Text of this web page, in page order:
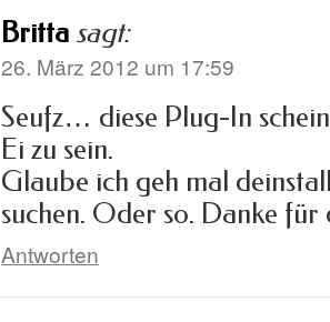
Britta sagt:
26. März 2012 um 17:59
Seufz… diese Plug-In
Ei zu sein.
Glaube ich geh mal
suchen. Oder so. Danke für
Antworten